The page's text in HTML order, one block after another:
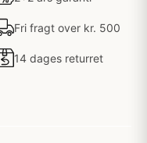
Fri fragt over kr. 500
14 dages returret